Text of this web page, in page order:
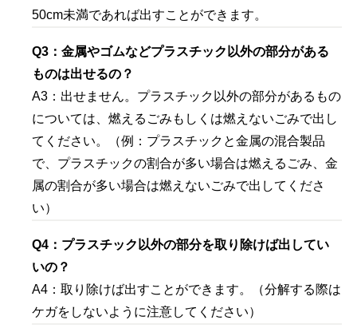
50cm未満であれば出すことができます。
Q3：金属やゴムなどプラスチック以外の部分がある
ものは出せるの？
A3：出せません。プラスチック以外の部分があるもの
については、燃えるごみもしくは燃えないごみで出し
てください。（例：プラスチックと金属の混合製品
で、プラスチックの割合が多い場合は燃えるごみ、金
属の割合が多い場合は燃えないごみで出してくださ
い）
Q4：プラスチック以外の部分を取り除けば出してい
いの？
A4：取り除けば出すことができます。（分解する際は
ケガをしないように注意してください）